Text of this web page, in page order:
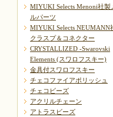
MIYUKI Selects Menoni社製
ルパーツ
MIYUKI Selects NEUMANN
クラスプ＆コネクター
CRYSTALLIZED -Swarovski
Elements (スワロフスキー)
金具付スワロフスキー
チェコファイアポリッシュ
チェコビーズ
アクリルチェーン
アトラスビーズ